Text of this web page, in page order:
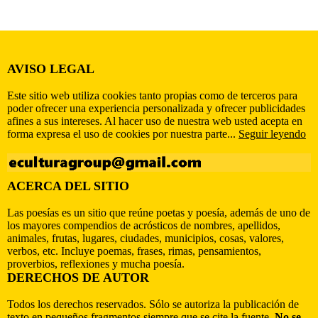
AVISO LEGAL
Este sitio web utiliza cookies tanto propias como de terceros para
poder ofrecer una experiencia personalizada y ofrecer publicidades
afines a sus intereses. Al hacer uso de nuestra web usted acepta en
forma expresa el uso de cookies por nuestra parte... Seguir leyendo
ACERCA DEL SITIO
Las poesías es un sitio que reúne poetas y poesía, además de uno de
los mayores compendios de acrósticos de nombres, apellidos,
animales, frutas, lugares, ciudades, municipios, cosas, valores,
verbos, etc. Incluye poemas, frases, rimas, pensamientos,
proverbios, reflexiones y mucha poesía.
DERECHOS DE AUTOR
Todos los derechos reservados. Sólo se autoriza la publicación de